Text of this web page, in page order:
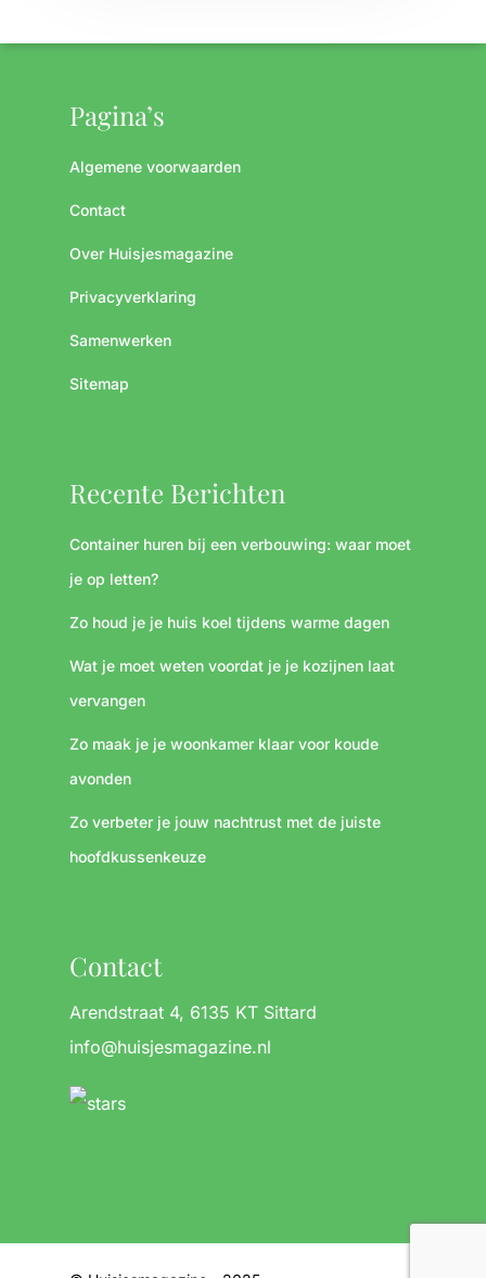
Pagina’s
Algemene voorwaarden
Contact
Over Huisjesmagazine
Privacyverklaring
Samenwerken
Sitemap
Recente Berichten
Container huren bij een verbouwing: waar moet
je op letten?
Zo houd je je huis koel tijdens warme dagen
Wat je moet weten voordat je je kozijnen laat
vervangen
Zo maak je je woonkamer klaar voor koude
avonden
Zo verbeter je jouw nachtrust met de juiste
hoofdkussenkeuze
Contact
Arendstraat 4, 6135 KT Sittard
info@huisjesmagazine.nl